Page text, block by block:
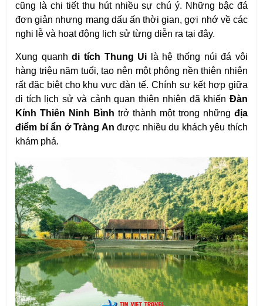
cũng là chi tiết thu hút nhiều sự chú ý. Những bậc đá
đơn giản nhưng mang dấu ấn thời gian, gợi nhớ về các
nghi lễ và hoạt động lịch sử từng diễn ra tại đây.
Xung quanh di tích Thung Ui là hệ thống núi đá vôi
hàng triệu năm tuổi, tạo nên một phông nền thiên nhiên
rất đặc biệt cho khu vực đàn tế. Chính sự kết hợp giữa
di tích lịch sử và cảnh quan thiên nhiên đã khiến Đàn
Kính Thiên Ninh Bình trở thành một trong những địa
điểm bí ẩn ở Tràng An được nhiều du khách yêu thích
khám phá.